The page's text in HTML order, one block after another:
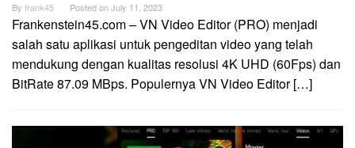
By frank45 Posted onJuly 11, 2023
Frankenstein45.com – VN Video Editor (PRO) menjadi
salah satu aplikasi untuk pengeditan video yang telah
mendukung dengan kualitas resolusi 4K UHD (60Fps) dan
BitRate 87.09 MBps. Populernya VN Video Editor […]